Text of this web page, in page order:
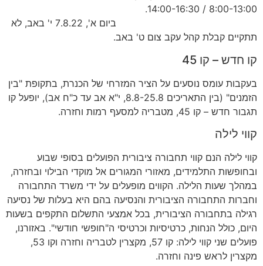
8:00-13:00 / 14:00-16:30.
ביום א', 7.8.22 י' באב, לא
תתקיים קבלת קהל עקב צום ט' באב.
קו חדש – קו
בעקבות עומס נוסעים על הציר המזרחי של הכנרת, בתקופת "בין
הזמנים" (בין התאריכים י"א אב עד כ"ח אב), יופעל קו
תגבור חדש – קו מטבריה למסעף רמות וחזרה.
קווי לילה
קווי לילה הנם קווי תחבורה ציבורית הפועלים בסופי שבוע
ובחופשות התלמידים, מאזורי המגורים אל מוקדי הבילוי ובחזרה,
במהלך שעות הלילה. הקווים מופעלים על ידי משרד התחבורה
וחברות התחבורה הציבורית והנסיעה בהם היא בעלות של נסיעה
רגילה בתחבורה הציבורית, בכל אמצעי התשלום התקפים בשעות
היום, כולל הנחות, כרטיסיות וכרטיסי ה"חופשי חודשי". באזורנו,
פועלים שני קווי לילה: קו מקצרין לטבריה וחזרה וקו
מקצרין לראש פינה וחזרה.